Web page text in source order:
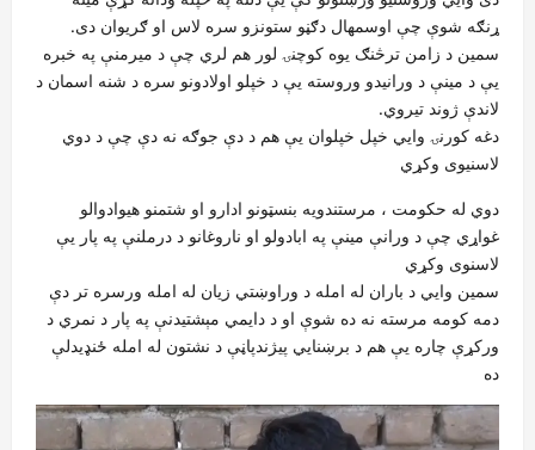
ړنګه شوې چې اوسمهال دګڼو ستونزو سره لاس او ګریوان دی.
سمین د زامن ترڅنګ يوه کوچنۍ لور هم لري چې د میرمنې په خبره
يې د مینې د ورانیدو وروسته يې د خپلو اولادونو سره د شنه اسمان د
لاندې ژوند تیروي.
دغه کورنۍ وايي خپل خپلوان يې هم د دې جوګه نه دې چې د دوي
لاسنیوی وکړي
دوي له حکومت ، مرستندویه بنسټونو ادارو او شتمنو هیوادوالو
غواړي چې د ورانې مينې په ابادولو او ناروغانو د درملنې په پار يې
لاسنوی وکړي
سمین وايي د باران له امله د وراوښتي زیان له امله ورسره تر دې
دمه کومه مرسته نه ده شوې او د دايمي مېشتيدنې په پار د نمري د
ورکړې چاره يې هم د برښنايي پيژندپاڼې د نشتون له امله ځنډيدلې
ده